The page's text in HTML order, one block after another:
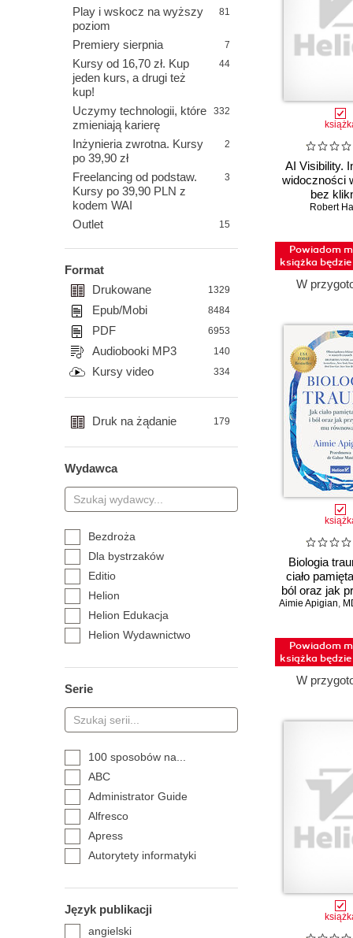
Play i wskocz na wyższy
poziom
81
Premiery sierpnia 7
Kursy od 16,70 zł. Kup
jeden kurs, a drugi też
kup!
44
Uczymy technologii, które
zmieniają karierę
332
Inżynieria zwrotna. Kursy
po 39,90 zł
2
Freelancing od podstaw.
Kursy po 39,90 PLN z
kodem WAI
3
Outlet 15
Format
Drukowane
1329
Epub/Mobi 8484
PDF 6953
Audiobooki MP3 140
Kursy video 334
Druk na żądanie 179
Wydawca
Bezdroża
Dla bystrzaków
Editio
Helion
Helion Edukacja
Helion Wydawnictwo
Onepress
Sensus
Septem
Videopoint
Akademia Humanistyczno-
Ekonomiczna
Albus
Amber
Aspra
BEL Studio
Bartosz Obermüller
Serie
100 sposobów na...
ABC
Administrator Guide
Alfresco
Apress
Autorytety informatyki
Biblia
Big Nerd Ranch Guide
Język publikacji
angielski
AI Visibility.
widoczności
bez
Robert
Powiadom
książka
W
Biologia
ciało
ból oraz jak
mu
Aimie Apigian,
Powiadom
książka
W